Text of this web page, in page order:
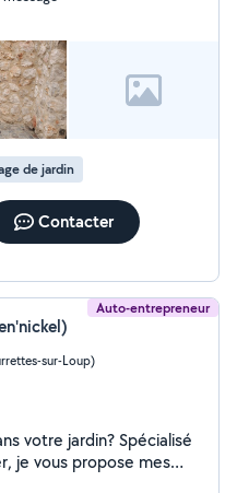
de jardin
Contacter
Auto-entrepreneur
sur-Loup)
votre jardin? Spécialisé
je vous propose mes